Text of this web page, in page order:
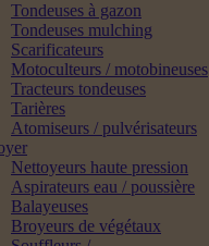
Tondeuses à gazon
Tondeuses mulching
Scarificateurs
Motoculteurs / motobineuses
Tracteurs tondeuses
Tarières
Atomiseurs / pulvérisateurs
Nettoyeurs haute pression
Aspirateurs eau / poussière
Balayeuses
Broyeurs de végétaux